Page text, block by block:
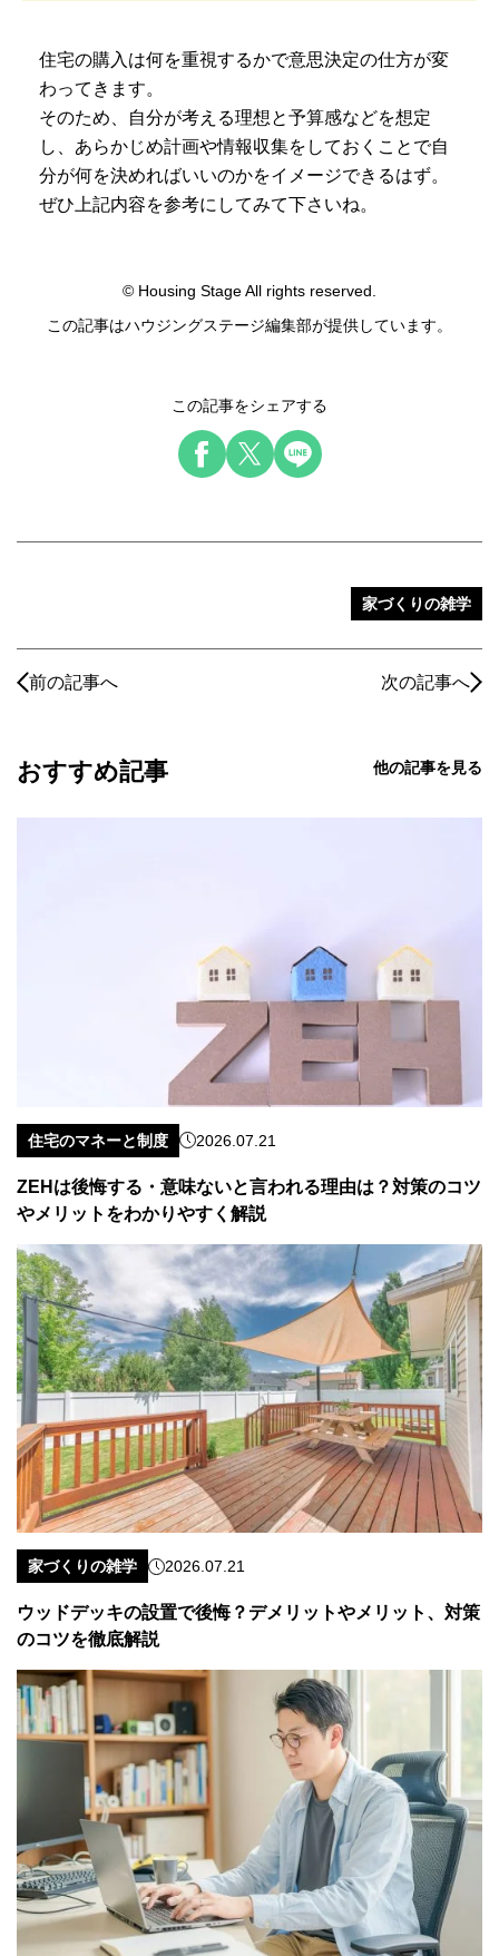
住宅の購入は何を重視するかで意思決定の仕方が変
わってきます。
そのため、自分が考える理想と予算感などを想定
し、あらかじめ計画や情報収集をしておくことで自
分が何を決めればいいのかをイメージできるはず。
ぜひ上記内容を参考にしてみて下さいね。
© Housing Stage All rights reserved.
この記事はハウジングステージ編集部が提供しています。
この記事をシェアする
家づくりの雑学
前の記事へ 次の記事へ
おすすめ記事 他の記事を見る
住宅のマネーと制度 2026.07.21
ZEHは後悔する・意味ないと言われる理由は？対策のコツ
やメリットをわかりやすく解説
家づくりの雑学 2026.07.21
ウッドデッキの設置で後悔？デメリットやメリット、対策
のコツを徹底解説